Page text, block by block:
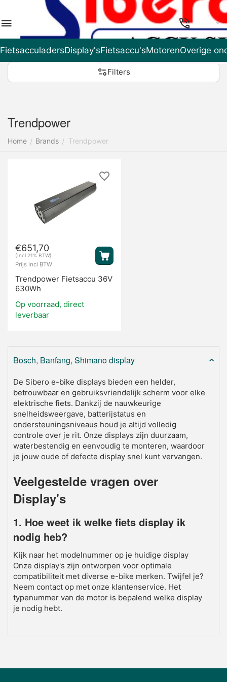
NL
FietsacculadersDisplay'sFietsaccu'sMotorenOverige
Filters
Trendpower
Home / Brands / Trendpower
Bosch, Banfang, Shimano display
De Sibero e-bike displays bieden een helder,
betrouwbaar en gebruiksvriendelijk scherm voor elke
elektrische fiets. Dankzij de nauwkeurige
snelheidsweergave, batterijstatus en
ondersteuningsniveaus houd je altijd volledig
controle over je rit. Onze displays zijn duurzaam,
waterbestendig en eenvoudig te monteren, waardoor
je jouw oude of defecte display snel kunt vervangen.
Veelgestelde vragen over
Display's
1. Hoe weet ik welke fiets display ik
nodig heb?
Kijk naar het modelnummer op je huidige display
Onze display's zijn ontworpen voor optimale
compatibiliteit met diverse e-bike merken. Twijfel je?
Neem contact op met onze klantenservice. Het
typenummer van de motor is bepalend welke display
je nodig hebt.
€651,70
(Incl 21% BTW)
Prijs incl BTW
Trendpower Fietsaccu 36V
630Wh
Op voorraad, direct
leverbaar